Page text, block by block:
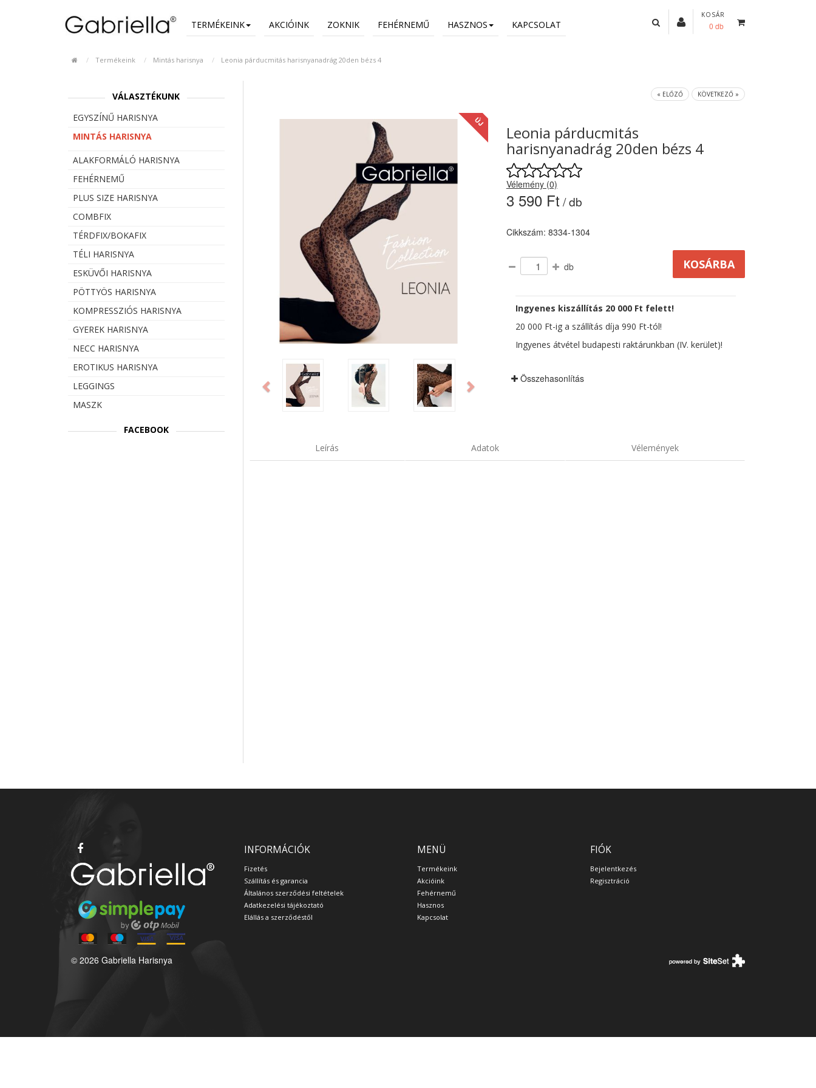
TERMÉKEINK AKCIÓINK ZOKNIK FEHÉRNEMŰ HASZNOS KAPCSOLAT
KOSÁR
0 db
Termékeink Mintás harisnya Leonia párducmitás harisnyanadrág 20den bézs 4
VÁLASZTÉKUNK
EGYSZÍNŰ HARISNYA
MINTÁS HARISNYA
ALAKFORMÁLÓ HARISNYA
FEHÉRNEMŰ
PLUS SIZE HARISNYA
COMBFIX
TÉRDFIX/BOKAFIX
TÉLI HARISNYA
ESKÜVŐI HARISNYA
PÖTTYÖS HARISNYA
KOMPRESSZIÓS HARISNYA
GYEREK HARISNYA
NECC HARISNYA
EROTIKUS HARISNYA
LEGGINGS
MASZK
FACEBOOK
« ELŐZŐ KÖVETKEZŐ »
ÚJ
Previous
Leonia párducmitás
harisnyanadrág 20den bézs 4
Vélemény (0)
3 590 Ft / db
Cikkszám: 8334-1304
db
Ingyenes kiszállítás 20 000 Ft felett!
20 000 Ft-ig a szállítás díja 990 Ft-tól!
Ingyenes átvétel budapesti raktárunkban (IV. kerület)!
Összehasonlítás
Leírás Adatok Vélemények
INFORMÁCIÓK
Fizetés
Szállítás és garancia
Általános szerződési feltételek
Adatkezelési tájékoztató
Elállás a szerződéstől
MENÜ
Termékeink
Akcióink
Fehérnemű
Hasznos
Kapcsolat
FIÓK
Bejelentkezés
Regisztráció
© 2026 Gabriella Harisnya